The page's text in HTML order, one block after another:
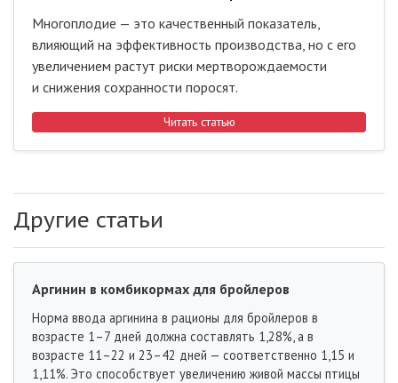
Многоплодие — это качественный показатель,
влияющий на эффективность производства, но с его
увеличением растут риски мертворождаемости
и снижения сохранности поросят.
Читать статью
Другие статьи
Аргинин в комбикормах для бройлеров
Норма ввода аргинина в рационы для бройлеров в
возрасте 1–7 дней должна составлять 1,28%, а в
возрасте 11–22 и 23–42 дней — соответственно 1,15 и
1,11%. Это способствует увеличению живой массы птицы